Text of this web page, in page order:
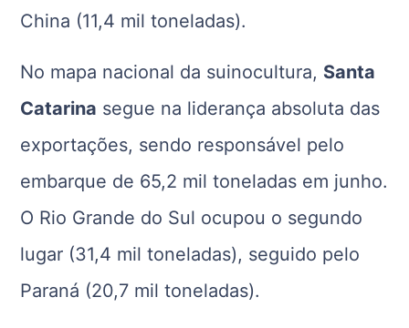
China (11,4 mil toneladas).
No mapa nacional da suinocultura, Santa
Catarina segue na liderança absoluta das
exportações, sendo responsável pelo
embarque de 65,2 mil toneladas em junho.
O Rio Grande do Sul ocupou o segundo
lugar (31,4 mil toneladas), seguido pelo
Paraná (20,7 mil toneladas).